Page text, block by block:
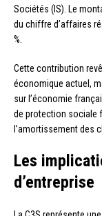
Sociétés (IS). Le
du chiffre d’affaires
%.
Cette contribution
économique actuel,
sur l’économie
de protection sociale
l’amortissement des
Les
d’entreprise